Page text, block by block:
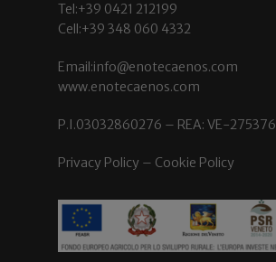
Tel:+39 0421 212199
Cell:+39 348 060 4332
Email:info@enotecaenos.com
www.enotecaenos.com
P.I.03032860276 – REA: VE-275376
Privacy Policy – Cookie Policy